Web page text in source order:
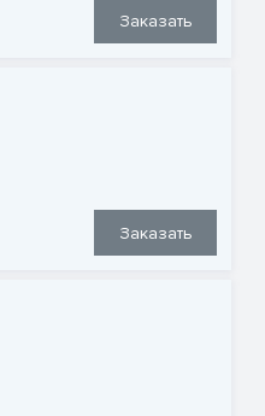
Заказать
Заказать